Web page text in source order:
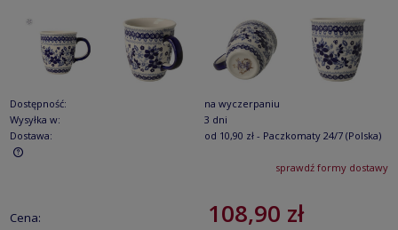
Dostępność:
na wyczerpaniu
Wysyłka w:
3 dni
Dostawa:
od 10,90 zł - Paczkomaty 24/7 (Polska)
Cena nie zawiera ewentualnych kosztów płatnościsprawdź formy dostawy
Cena: 108,90 zł